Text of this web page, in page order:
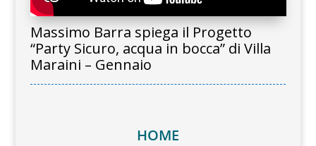
Massimo Barra spiega il Progetto
“Party Sicuro, acqua in bocca” di Villa
Maraini – Gennaio
HOME